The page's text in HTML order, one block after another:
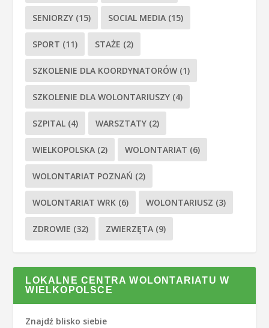
SENIORZY (15) SOCIAL MEDIA (15)
SPORT (11) STAŻE (2)
SZKOLENIE DLA KOORDYNATORÓW (1)
SZKOLENIE DLA WOLONTARIUSZY (4)
SZPITAL (4) WARSZTATY (2)
WIELKOPOLSKA (2) WOLONTARIAT (6)
WOLONTARIAT POZNAŃ (2)
WOLONTARIAT WRK (6) WOLONTARIUSZ (3)
ZDROWIE (32) ZWIERZĘTA (9)
LOKALNE CENTRA WOLONTARIATU W
WIELKOPOLSCE
Znajdź blisko siebie